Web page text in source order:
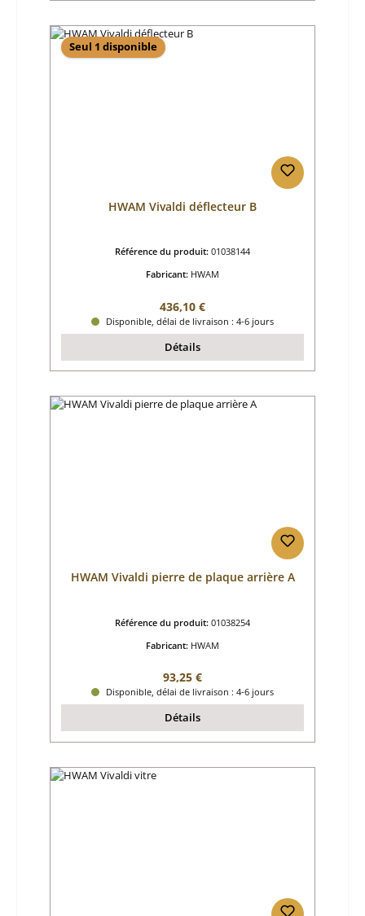
Seul 1 disponible
HWAM Vivaldi déflecteur B
Référence du produit: 01038144
Fabricant: HWAM
Prix régulier :
436,10 €
Disponible, délai de livraison : 4-6 jours
Détails
HWAM Vivaldi pierre de plaque arrière A
Référence du produit: 01038254
Fabricant: HWAM
Prix régulier :
93,25 €
Disponible, délai de livraison : 4-6 jours
Détails